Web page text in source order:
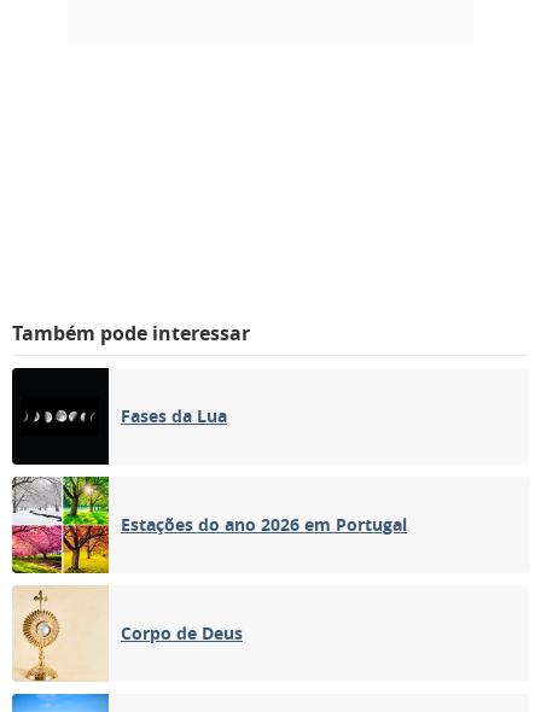
Também pode interessar
Fases da Lua
Estações do ano 2026 em Portugal
Corpo de Deus